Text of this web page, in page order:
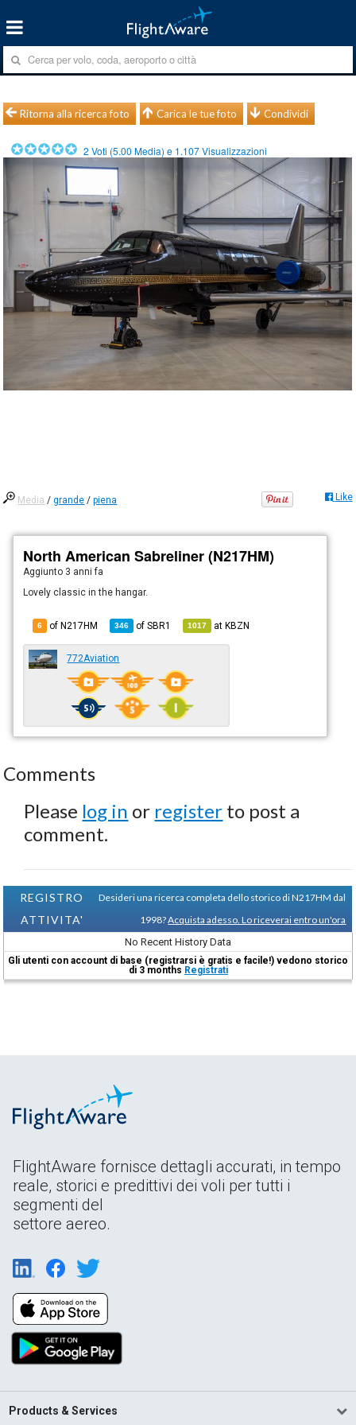
Ritorna alla ricerca foto Carica le tue foto Condividi
2 Voti (5.00 Media) e 1.107Visualizzazioni
Media /grande /piena Like
North American Sabreliner (N217HM)
Aggiunto 3 anni fa
Lovely classic in the hangar.
6 of N217HM 346 ofSBR1 1017 atKBZN
772Aviation
Comments
Please log in or register to post a
comment.
REGISTRO
ATTIVITA'
Desideri una ricerca completa dello storico di N217HM dal
1998?Acquista adesso. Lo riceverai entro un'ora
No Recent History Data
Gli utenti con account di base (registrarsi è gratis e facile!) vedono storico
di 3 months Registrati
FlightAware fornisce dettagli accurati, in tempo
reale, storici e predittivi dei voli per tutti i
segmenti del
settore aereo.
Products & Services